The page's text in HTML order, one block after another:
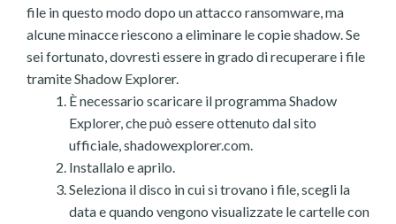
file in questo modo dopo un attacco ransomware, ma
alcune minacce riescono a eliminare le copie shadow. Se
sei fortunato, dovresti essere in grado di recuperare i file
tramite Shadow Explorer.
È necessario scaricare il programma Shadow
Explorer, che può essere ottenuto dal sito
ufficiale, shadowexplorer.com.
Installalo e aprilo.
Seleziona il disco in cui si trovano i file, scegli la
data e quando vengono visualizzate le cartelle con